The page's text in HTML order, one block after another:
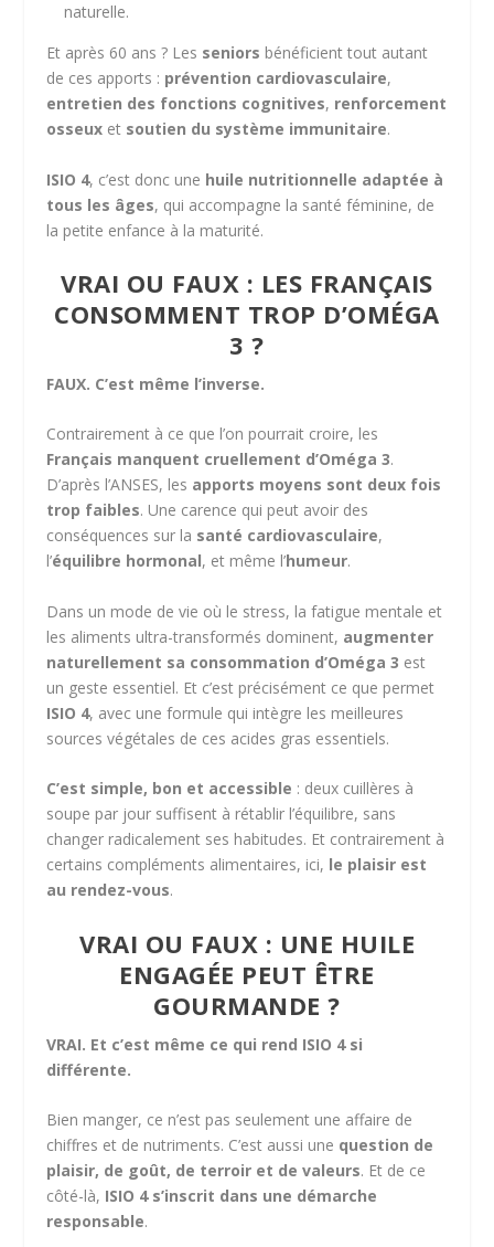
naturelle.
Et après 60 ans ? Les seniors bénéficient tout autant
de ces apports : prévention cardiovasculaire,
entretien des fonctions cognitives, renforcement
osseux et soutien du système immunitaire.
ISIO 4, c’est donc une huile nutritionnelle adaptée à
tous les âges, qui accompagne la santé féminine, de
la petite enfance à la maturité.
VRAI OU FAUX : LES FRANÇAIS
CONSOMMENT TROP D’OMÉGA
3 ?
FAUX. C’est même l’inverse.
Contrairement à ce que l’on pourrait croire, les
Français manquent cruellement d’Oméga 3.
D’après l’ANSES, les apports moyens sont deux fois
trop faibles. Une carence qui peut avoir des
conséquences sur la santé cardiovasculaire,
l’équilibre hormonal, et même l’humeur.
Dans un mode de vie où le stress, la fatigue mentale et
les aliments ultra-transformés dominent, augmenter
naturellement sa consommation d’Oméga 3 est
un geste essentiel. Et c’est précisément ce que permet
ISIO 4, avec une formule qui intègre les meilleures
sources végétales de ces acides gras essentiels.
C’est simple, bon et accessible : deux cuillères à
soupe par jour suffisent à rétablir l’équilibre, sans
changer radicalement ses habitudes. Et contrairement à
certains compléments alimentaires, ici, le plaisir est
au rendez-vous.
VRAI OU FAUX : UNE HUILE
ENGAGÉE PEUT ÊTRE
GOURMANDE ?
VRAI. Et c’est même ce qui rend ISIO 4 si
différente.
Bien manger, ce n’est pas seulement une affaire de
chiffres et de nutriments. C’est aussi une question de
plaisir, de goût, de terroir et de valeurs. Et de ce
côté-là, ISIO 4 s’inscrit dans une démarche
responsable.